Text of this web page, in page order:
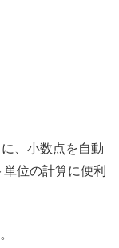
、小数点を自動
位の計算に便利